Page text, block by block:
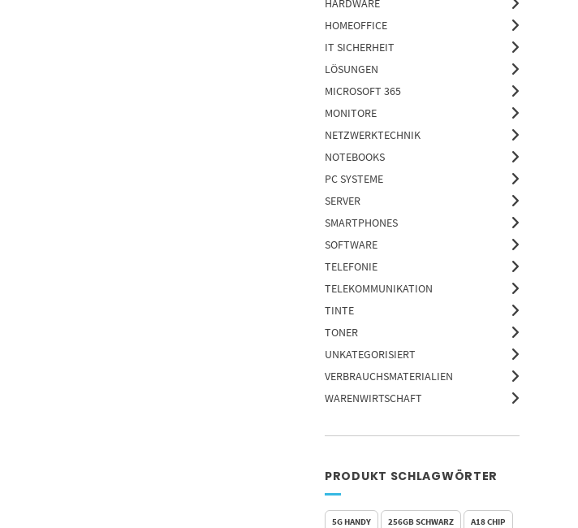
HARDWARE
HOMEOFFICE
IT SICHERHEIT
LÖSUNGEN
MICROSOFT 365
MONITORE
NETZWERKTECHNIK
NOTEBOOKS
PC SYSTEME
SERVER
SMARTPHONES
SOFTWARE
TELEFONIE
TELEKOMMUNIKATION
TINTE
TONER
UNKATEGORISIERT
VERBRAUCHSMATERIALIEN
WARENWIRTSCHAFT
PRODUKT SCHLAGWÖRTER
5G HANDY 256GB SCHWARZ A18 CHIP